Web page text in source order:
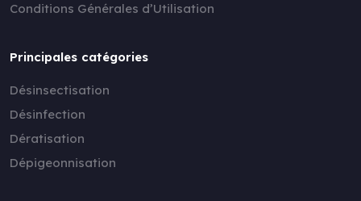
Conditions Générales d’Utilisation
Principales catégories
Désinsectisation
Désinfection
Dératisation
Dépigeonnisation